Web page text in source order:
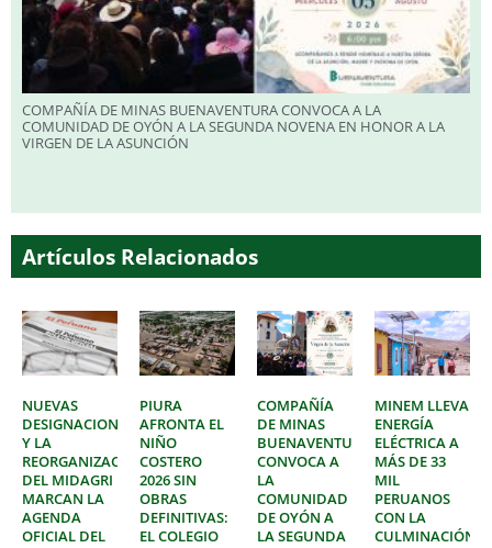
COMPAÑÍA DE MINAS BUENAVENTURA CONVOCA A LA
COMUNIDAD DE OYÓN A LA SEGUNDA NOVENA EN HONOR A LA
VIRGEN DE LA ASUNCIÓN
Artículos Relacionados
NUEVAS
DESIGNACIONES
Y LA
REORGANIZACIÓN
DEL MIDAGRI
MARCAN LA
AGENDA
OFICIAL DEL
PIURA
AFRONTA EL
NIÑO
COSTERO
2026 SIN
OBRAS
DEFINITIVAS:
EL COLEGIO
COMPAÑÍA
DE MINAS
BUENAVENTURA
CONVOCA A
LA
COMUNIDAD
DE OYÓN A
LA SEGUNDA
MINEM LLEVA
ENERGÍA
ELÉCTRICA A
MÁS DE 33
MIL
PERUANOS
CON LA
CULMINACIÓN